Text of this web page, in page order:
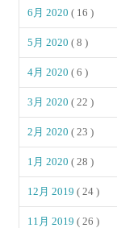
6月 2020( 16 )
5月 2020( 8 )
4月 2020( 6 )
3月 2020( 22 )
2月 2020( 23 )
1月 2020( 28 )
12月 2019( 24 )
11月 2019( 26 )